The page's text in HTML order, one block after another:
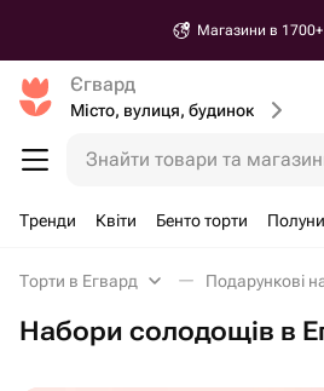
Магазини в 1700+
Єгвард
Місто, вулиця, будинок
Знайти товари та
Тренди Квіти Бенто торти
Торти в Егвард Подарункові
Набори солодощів в